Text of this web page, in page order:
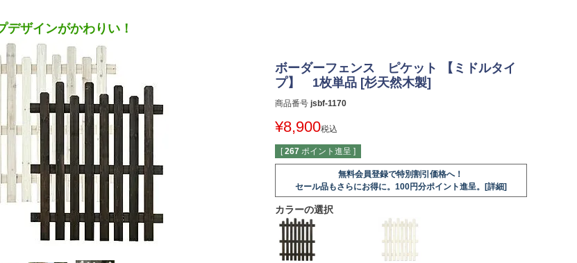
デザインがかわりい！
ボーダーフェンス ピケット 【ミドルタイ
プ】 1枚単品 [杉天然木製]
商品番号 jsbf-1170
¥8,900税込
[ 267 ポイント進呈 ]
無料会員登録で特別割引価格へ！
セール品もさらにお得に。100円分ポイント進呈。[詳細]
カラーの選択